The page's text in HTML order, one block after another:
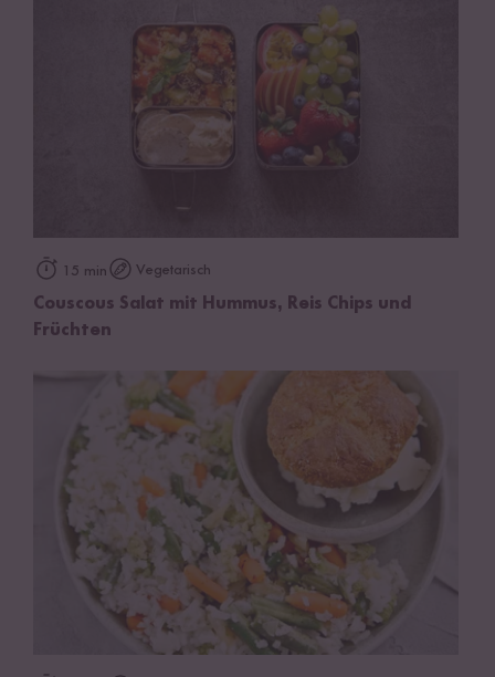
15 min Vegetarisch
Couscous Salat mit Hummus, Reis Chips und
Früchten